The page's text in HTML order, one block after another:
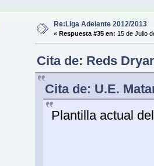
Re:Liga Adelante 2012/2013
« Respuesta #35 en: 15 de Julio
Cita de: Reds
Cita de: U.E.
Plantilla actual